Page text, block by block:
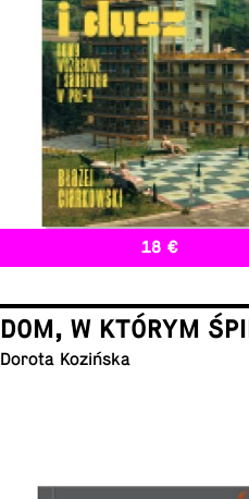
18 €
DOM, W KTÓRYM
Dorota Kozińska